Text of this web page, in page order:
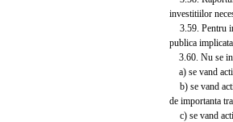
investitiilor
3.59. Pentru
publica
3.60. Nu se
a) se vand
b) se vand
de importanta
c) se vand